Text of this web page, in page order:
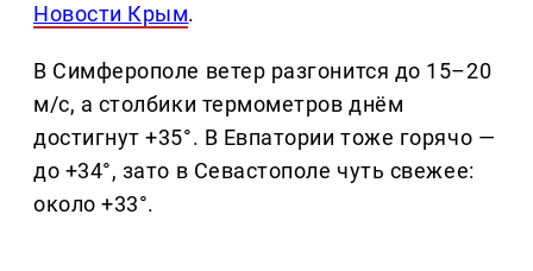
Новости Крым.
В Симферополе ветер разгонится до 15–20
м/с, а столбики термометров днём
достигнут +35°. В Евпатории тоже горячо —
до +34°, зато в Севастополе чуть свежее:
около +33°.